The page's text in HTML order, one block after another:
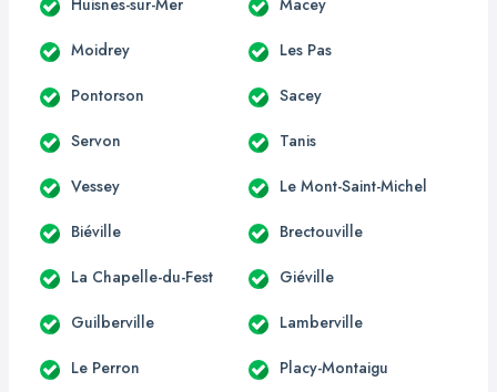
Moidrey Les Pas
Pontorson Sacey
Servon Tanis
Vessey Le Mont-Saint-Michel
Biéville Brectouville
La Chapelle-du-Fest Giéville
Guilberville Lamberville
Le Perron Placy-Montaigu